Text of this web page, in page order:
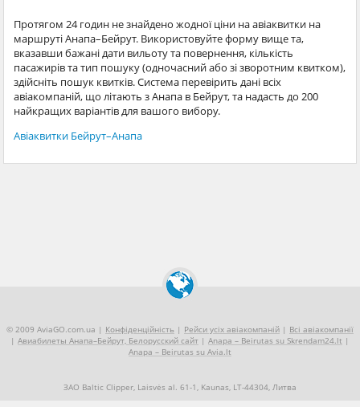
Протягом 24 годин не знайдено жодної ціни на авіаквитки на
маршруті Анапа–Бейрут. Використовуйте форму вище та,
вказавши бажані дати вильоту та повернення, кількість
пасажирів та тип пошуку (одночасний або зі зворотним квитком),
здійсніть пошук квитків. Система перевірить дані всіх
авіакомпаній, що літають з Анапа в Бейрут, та надасть до 200
найкращих варіантів для вашого вибору.
Авіаквитки Бейрут–Анапа
© 2009 AviaGO.com.ua | Конфіденційність | Рейси усіх авіакомпаній | Всі авіакомпанії
| Авиабилеты Анапа–Бейрут, Белорусский сайт | Anapa – Beirutas su Skrendam24.lt |
Anapa – Beirutas su Avia.lt
ЗАО Baltic Clipper, Laisvės al. 61-1, Kaunas, LT-44304, Литва